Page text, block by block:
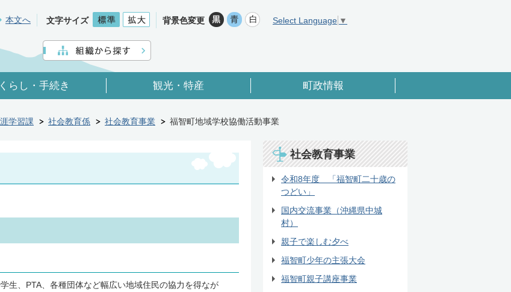
本文へ 文字サイズ 背景色変更 Select Language ▼
くらし・手続き 観光・特産 町政情報
学習課 社会教育係 社会教育事業 福智町地域学校協働活動事業
生、PTA、各種団体など幅広い地域住民の協力を得なが
社会教育事業
令和8年度 「福智町二十歳の
つどい」
国内交流事業（沖縄県中城
村）
親子で楽しむ夕べ
福智町少年の主張大会
福智町親子講座事業